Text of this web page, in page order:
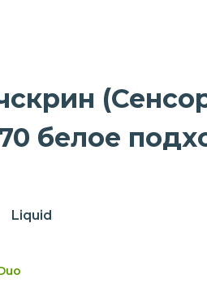
белое
Liquid